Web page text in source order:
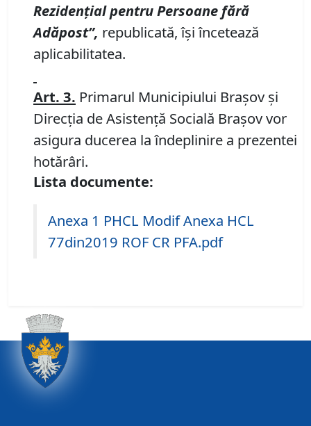
Rezidenţial pentru Persoane fără
Adăpost”, republicată, îşi încetează
aplicabilitatea.
Art. 3. Primarul Municipiului Braşov şi
Direcţia de Asistenţă Socială Braşov vor
asigura ducerea la îndeplinire a prezentei
hotărâri.
Lista documente:
Anexa 1 PHCL Modif Anexa HCL
77din2019 ROF CR PFA.pdf